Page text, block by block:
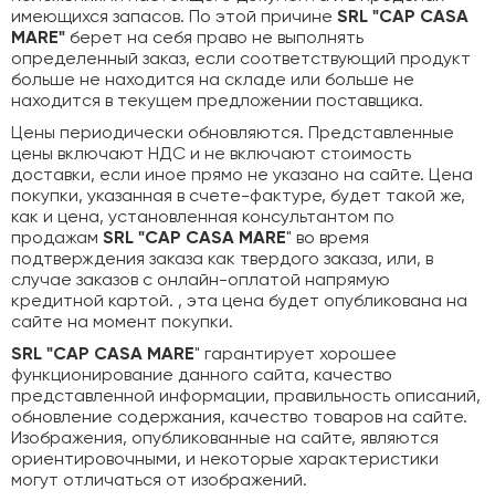
имеющихся запасов. По этой причине SRL "CAP CASA
MARE" берет на себя право не выполнять
определенный заказ, если соответствующий продукт
больше не находится на складе или больше не
находится в текущем предложении поставщика.
Цены периодически обновляются. Представленные
цены включают НДС и не включают стоимость
доставки, если иное прямо не указано на сайте. Цена
покупки, указанная в счете-фактуре, будет такой же,
как и цена, установленная консультантом по
продажам SRL "CAP CASA MARE" во время
подтверждения заказа как твердого заказа, или, в
случае заказов с онлайн-оплатой напрямую
кредитной картой. , эта цена будет опубликована на
сайте на момент покупки.
SRL "CAP CASA MARE" гарантирует хорошее
функционирование данного сайта, качество
представленной информации, правильность описаний,
обновление содержания, качество товаров на сайте.
Изображения, опубликованные на сайте, являются
ориентировочными, и некоторые характеристики
могут отличаться от изображений.